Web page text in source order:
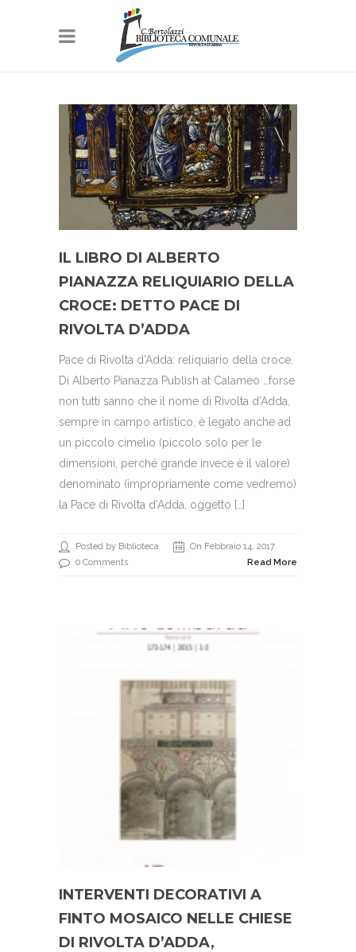
IL LIBRO DI ALBERTO
PIANAZZA RELIQUIARIO DELLA
CROCE: DETTO PACE DI
RIVOLTA D’ADDA
Pace di Rivolta d’Adda: reliquiario della croce.
Di Alberto Pianazza Publish at Calameo …forse
non tutti sanno che il nome di Rivolta d’Adda,
sempre in campo artistico, è legato anche ad
un piccolo cimelio (piccolo solo per le
dimensioni, perché grande invece è il valore)
denominato (impropriamente come vedremo)
la Pace di Rivolta d’Adda, oggetto […]
Posted by Biblioteca
On Febbraio 14, 2017
0 Comments
Read More
INTERVENTI DECORATIVI A
FINTO MOSAICO NELLE CHIESE
DI RIVOLTA D’ADDA,